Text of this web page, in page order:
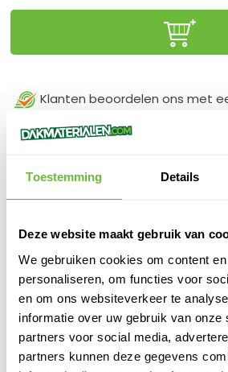
Toestemming Details
Deze website maakt gebruik van
We gebruiken cookies om content
personaliseren, om functies voor
en om ons websiteverkeer te
informatie over uw gebruik van onze
partners voor social media,
partners kunnen deze gegevens
Klanten beoordelen ons met
Binnen1 werkdag
SPECIFICATIES
SKU
995010
PRODUCTOMSCHRIJVING
Statiegeld 14 kg aluminiumfles